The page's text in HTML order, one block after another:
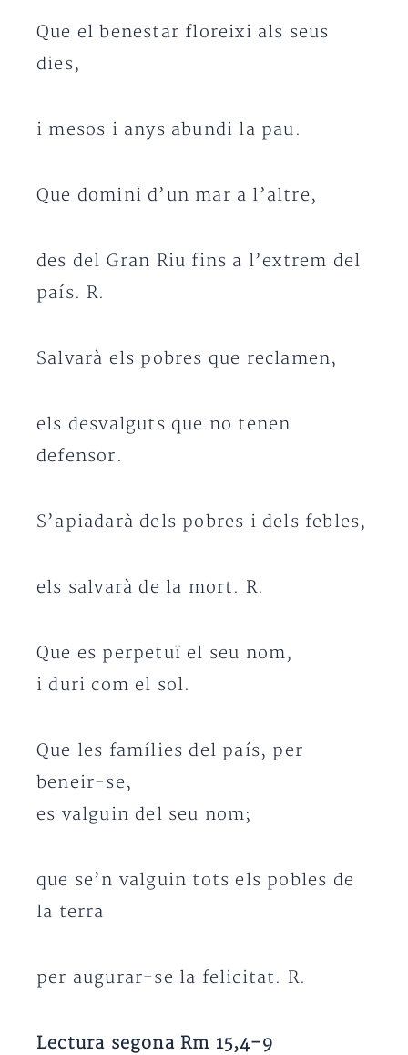
Que el benestar floreixi als seus
dies,
i mesos i anys abundi la pau.
Que domini d’un mar a l’altre,
des del Gran Riu fins a l’extrem del
país. R.
Salvarà els pobres que reclamen,
els desvalguts que no tenen
defensor.
S’apiadarà dels pobres i dels febles,
els salvarà de la mort. R.
Que es perpetuï el seu nom,
i duri com el sol.
Que les famílies del país, per
beneir-se,
es valguin del seu nom;
que se’n valguin tots els pobles de
la terra
per augurar-se la felicitat. R.
Lectura segona Rm 15,4-9